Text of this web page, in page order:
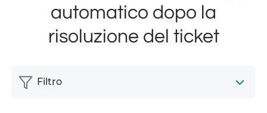
automatico dopo la
risoluzione del ticket
Filtro